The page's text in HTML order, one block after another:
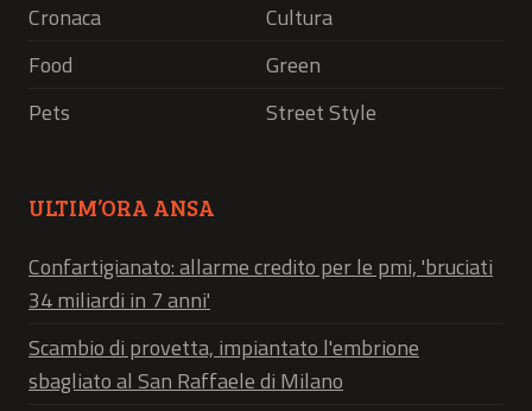
Cronaca
Cultura
Food
Green
Pets
Street Style
ULTIM’ORA ANSA
Confartigianato: allarme credito per le pmi, 'bruciati
34 miliardi in 7 anni'
Scambio di provetta, impiantato l'embrione
sbagliato al San Raffaele di Milano